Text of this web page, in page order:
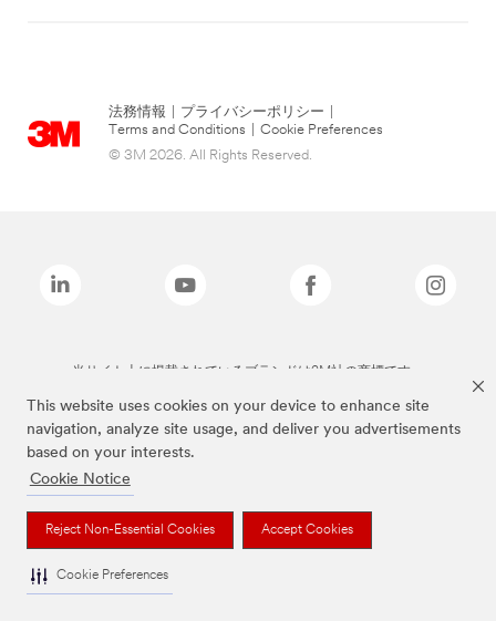
This website uses cookies on your device to enhance site
navigation, analyze site usage, and deliver you advertisements
based on your interests.
Cookie Notice
Reject Non-Essential Cookies Accept Cookies
Cookie Preferences
法務情報 プライバシーポリシー
Terms and Conditions
Cookie Preferences
© 3M 2026. All Rights Reserved.
当サイト上に掲載されているブランドは3M社の商標です。